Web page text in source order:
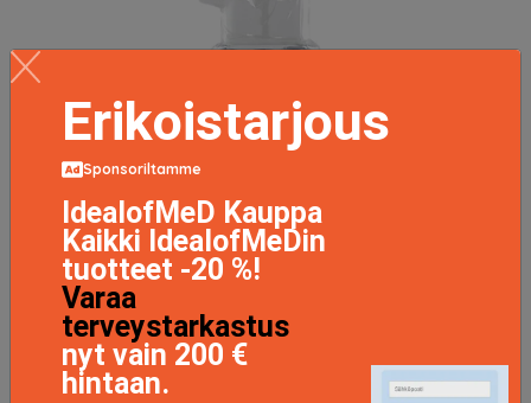
Erikoistarjous
Sponsoriltamme
IdealofMeD Kauppa
Kaikki IdealofMeDin
tuotteet -20 %!
Varaa
terveystarkastus
nyt vain 200 €
hintaan.